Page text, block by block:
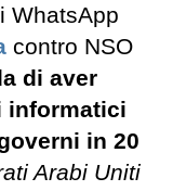
WhatsApp
contro NSO
di aver
informatici
in 20
Arabi Uniti